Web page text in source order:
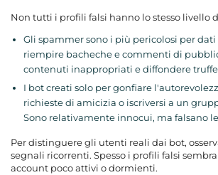
Non tutti i profili falsi hanno lo stesso livello
Gli spammer sono i più pericolosi per dati
riempire bacheche e commenti di
contenuti inappropriati e diffondere
I bot creati solo per gonfiare
richieste di amicizia o iscriversi a un
Sono relativamente innocui, ma falsano
Per distinguere gli utenti reali dai bot,
segnali ricorrenti. Spesso i profili falsi
account poco attivi o dormienti.